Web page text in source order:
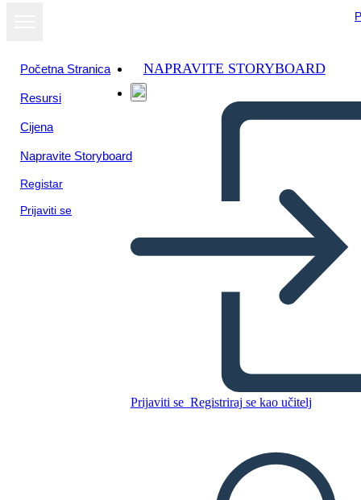
Početna Stranica
Resursi
Cijena
Napravite Storyboard
Registar
Prijaviti se
NAPRAVITE STORYBOARD
Prijaviti se Registriraj se kao učitelj
Kopirajte ovaj Storyboard
IZRADITE PLOČU SCENARIJA
REPRODUCIRAJ DIJAPROJEKCIJU
ČITAJ MI